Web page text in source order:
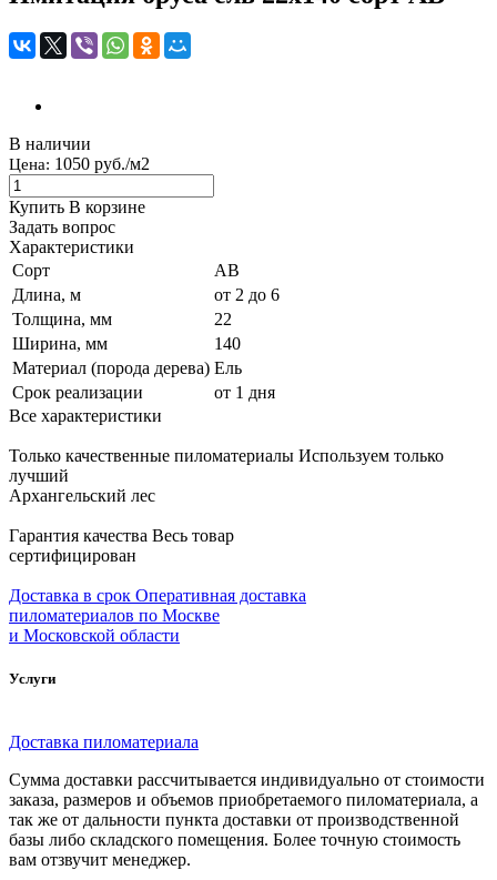
В наличии
Цена: 1050 руб./м2
Купить В корзине
Задать вопрос
Характеристики
Сорт
АВ
Длина, м
от 2 до 6
Толщина, мм
22
Ширина, мм
140
Материал (порода дерева) Ель
Срок реализации
от 1 дня
Все характеристики
Только качественные пиломатериалы Используем только
лучший
Архангельский лес
Гарантия качества Весь товар
сертифицирован
Доставка в срок Оперативная доставка
пиломатериалов по Москве
и Московской области
Услуги
Доставка пиломатериала
Сумма доставки рассчитывается индивидуально от стоимости
заказа, размеров и объемов приобретаемого пиломатериала, а
так же от дальности пункта доставки от производственной
базы либо складского помещения. Более точную стоимость
вам отзвучит менеджер.